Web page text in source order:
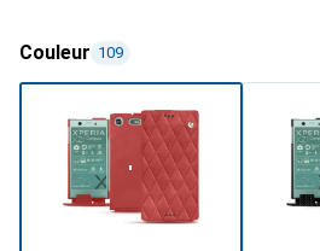
Couleur 109